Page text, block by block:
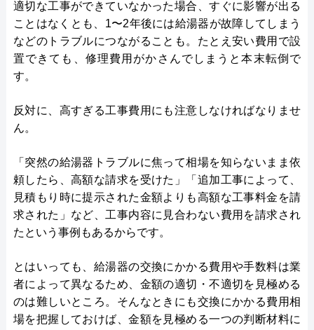
適切な工事ができていなかった場合、すぐに影響が出る
ことはなくとも、1〜2年後には給湯器が故障してしまう
などのトラブルにつながることも。たとえ安い費用で設
置できても、修理費用がかさんでしまうと本末転倒で
す。
反対に、高すぎる工事費用にも注意しなければなりませ
ん。
「突然の給湯器トラブルに焦って相場を知らないまま依
頼したら、高額な請求を受けた」「追加工事によって、
見積もり時に提示された金額よりも高額な工事料金を請
求された」など、工事内容に見合わない費用を請求され
たという事例もあるからです。
とはいっても、給湯器の交換にかかる費用や手数料は業
者によって異なるため、金額の適切・不適切を見極める
のは難しいところ。そんなときにも交換にかかる費用相
場を把握しておけば、金額を見極める一つの判断材料に